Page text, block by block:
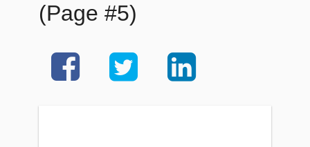
(Page #5)